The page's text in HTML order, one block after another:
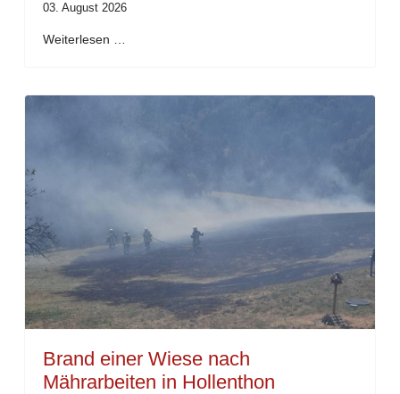
03. August 2026
Weiterlesen …
Brand einer Wiese nach
Mährarbeiten in Hollenthon